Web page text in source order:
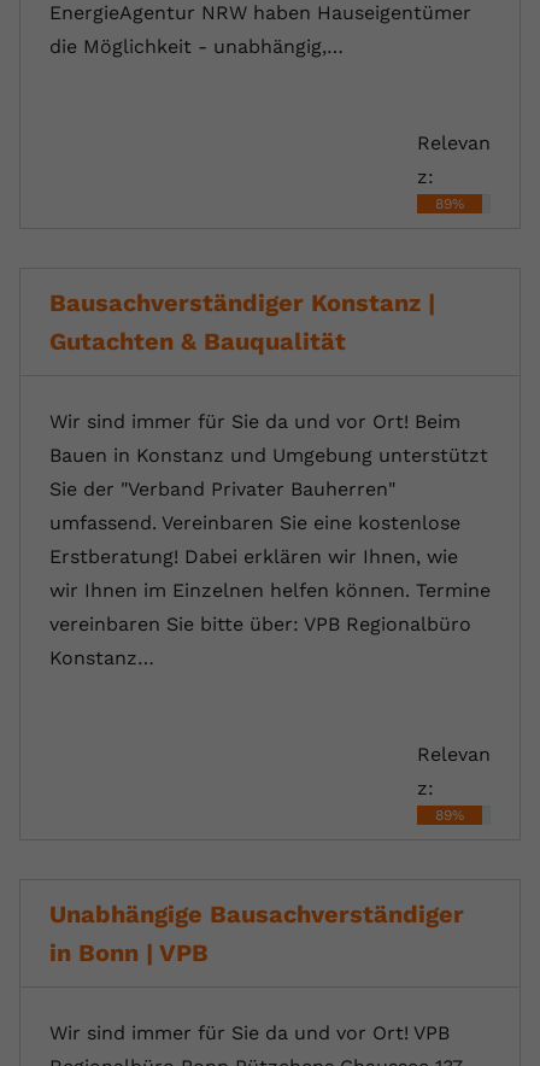
EnergieAgentur NRW haben Hauseigentümer
die Möglichkeit - unabhängig,…
Relevan
z:
89%
Bausachverständiger Konstanz |
Gutachten & Bauqualität
Wir sind immer für Sie da und vor Ort! Beim
Bauen in Konstanz und Umgebung unterstützt
Sie der "Verband Privater Bauherren"
umfassend. Vereinbaren Sie eine kostenlose
Erstberatung! Dabei erklären wir Ihnen, wie
wir Ihnen im Einzelnen helfen können. Termine
vereinbaren Sie bitte über: VPB Regionalbüro
Konstanz…
Relevan
z:
89%
Unabhängige Bausachverständiger
in Bonn | VPB
Wir sind immer für Sie da und vor Ort! VPB